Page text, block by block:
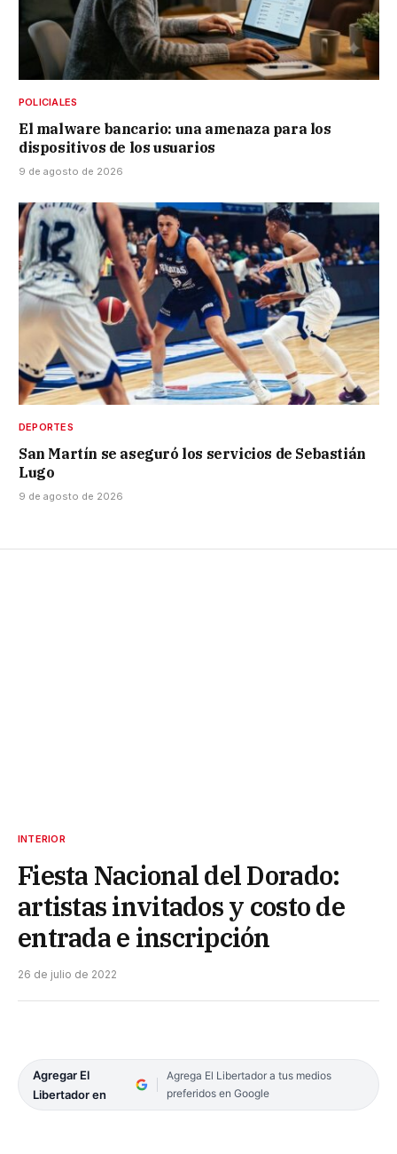
POLICIALES
El malware bancario: una amenaza para los
dispositivos de los usuarios
9 de agosto de 2026
DEPORTES
San Martín se aseguró los servicios de Sebastián
Lugo
9 de agosto de 2026
INTERIOR
Fiesta Nacional del Dorado:
artistas invitados y costo de
entrada e inscripción
26 de julio de 2022
Agregar El
Libertador en
Agrega El Libertador a tus medios
preferidos en Google